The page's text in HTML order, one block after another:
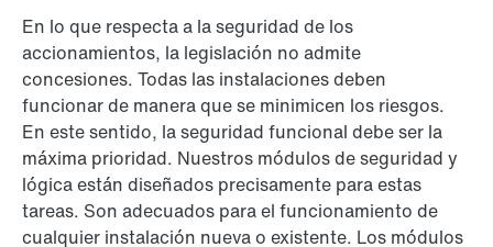
En lo que respecta a la seguridad de los
accionamientos, la legislación no admite
concesiones. Todas las instalaciones deben
funcionar de manera que se minimicen los riesgos.
En este sentido, la seguridad funcional debe ser la
máxima prioridad. Nuestros módulos de seguridad y
lógica están diseñados precisamente para estas
tareas. Son adecuados para el funcionamiento de
cualquier instalación nueva o existente. Los módulos